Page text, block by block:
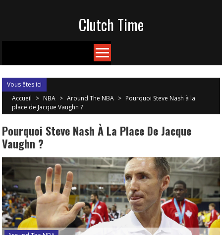
Clutch Time
Vous êtes ici
Accueil > NBA > Around The NBA > Pourquoi Steve Nash à la
place de Jacque Vaughn ?
Pourquoi Steve Nash À La Place De Jacque
Vaughn ?